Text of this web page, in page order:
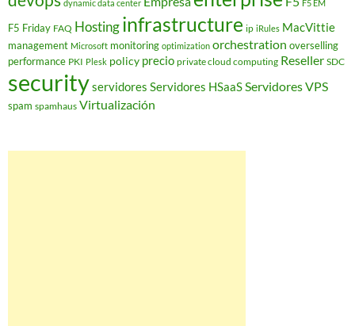
dynamic data center F5 EM
F5 Friday FAQ Hostinginfrastructure ip iRules MacVittie
management Microsoft monitoring optimization orchestration overselling
performance PKI Plesk policy precio private cloud computing Reseller SDC
securityservidores Servidores HSaaSServidores VPS
spam spamhaus Virtualización